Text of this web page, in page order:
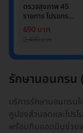
ตรวจสุขภาพ 45
รายการ โปรแกรม
Basic Lab
690 บาท
รักษานอนกร
บริการรักษานอนกรน
คูปองส่วนลดและโปรโ
พร้อมทีมแอดมินช่วย